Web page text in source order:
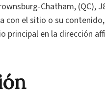
Chatham, (QC),
con el sitio o su
en la dirección